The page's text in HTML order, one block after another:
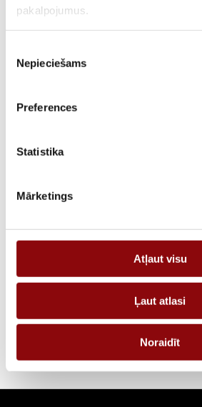
pakalpojumus.
izvēle
Nepieciešams
Preferences
Statistika
Mārketings
Atļaut visu
Ļaut atlasi
Noraidīt
ATLIKUMS
ARTIKULS
PIEGĀDES LAIKS, JA PRECE NAV
APRAKSTS
Informācija
IZMĒRI
RAŽOTĀJS